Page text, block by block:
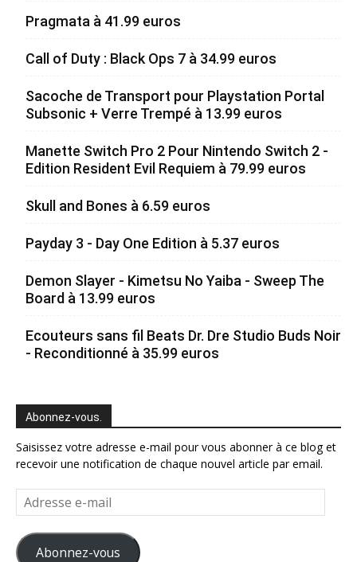
Pragmata à 41.99 euros
Call of Duty : Black Ops 7 à 34.99 euros
Sacoche de Transport pour Playstation Portal
Subsonic + Verre Trempé à 13.99 euros
Manette Switch Pro 2 Pour Nintendo Switch 2 -
Edition Resident Evil Requiem à 79.99 euros
Skull and Bones à 6.59 euros
Payday 3 - Day One Edition à 5.37 euros
Demon Slayer - Kimetsu No Yaiba - Sweep The
Board à 13.99 euros
Ecouteurs sans fil Beats Dr. Dre Studio Buds Noir
- Reconditionné à 35.99 euros
Abonnez-vous.
Saisissez votre adresse e-mail pour vous abonner à ce blog et
recevoir une notification de chaque nouvel article par email.
Adresse
e-
mail
Abonnez-vous